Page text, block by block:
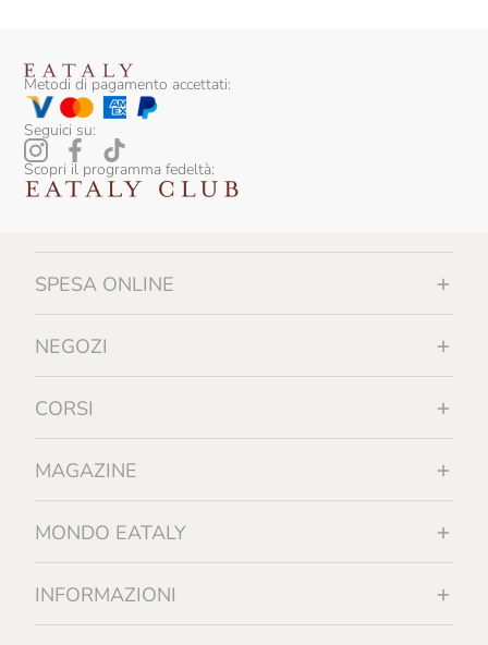
Metodi di pagamento accettati:
Seguici su:
Scopri il programma fedeltà:
SPESA ONLINE
NEGOZI
CORSI
MAGAZINE
MONDO EATALY
INFORMAZIONI